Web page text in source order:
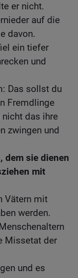
er nicht.
auf die
davon.
ein tiefer
und
Das sollst du
Fremdlinge
nicht das ihre
zwingen und
dem sie dienen
mit
Vätern mit
werden.
Missetat der
und es